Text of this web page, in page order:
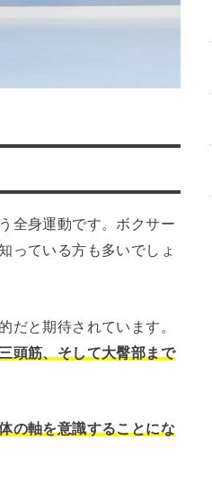
全身運動です。ボクサー
っている方も多いでしょ
だと期待されています。
頭筋、そして大臀部まで
の軸を意識することにな